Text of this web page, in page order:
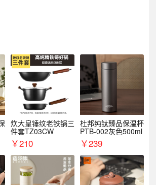
炊大皇锤纹老铁锅三
件套TZ03CW
￥210
杜邦纯钛臻品保温杯
PTB-002灰色500ml
￥239